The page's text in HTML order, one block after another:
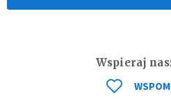
Wspieraj